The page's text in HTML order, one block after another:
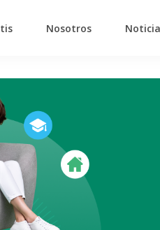
Nosotros